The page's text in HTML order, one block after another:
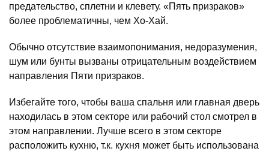
предательство, сплетни и клевету. «Пять призраков»
более проблематичны, чем Хо-Хай.
Обычно отсутствие взаимопонимания, недоразумения,
шум или бунты вызваны отрицательным воздействием
направления Пяти призраков.
Избегайте того, чтобы ваша спальня или главная дверь
находилась в этом секторе или рабочий стол смотрел в
этом направлении. Лучше всего в этом секторе
расположить кухню, т.к. кухня может быть использована